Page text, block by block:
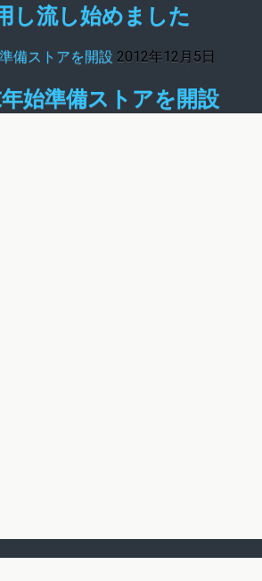
し流し始めました
2012年12月5日
始準備ストアを開設